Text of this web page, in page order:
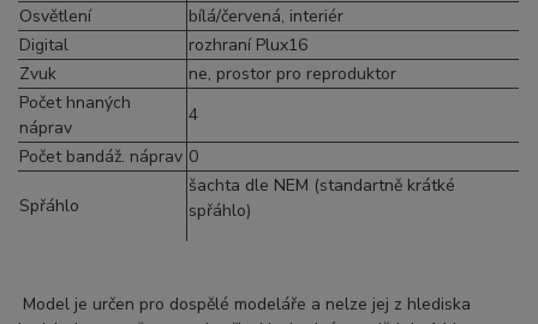
Osvětlení
bílá/červená, interiér
Digital
rozhraní Plux16
Zvuk
ne, prostor pro reproduktor
Počet hnaných
náprav
4
Počet bandáž. náprav 0
Spřáhlo
šachta dle NEM (standartně krátké
spřáhlo)
Model je určen pro dospělé modeláře a nelze jej z hlediska